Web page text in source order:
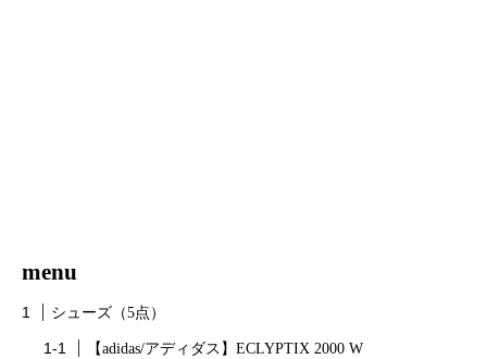
menu
シューズ（5点）
【adidas/アディダス】ECLYPTIX 2000 W